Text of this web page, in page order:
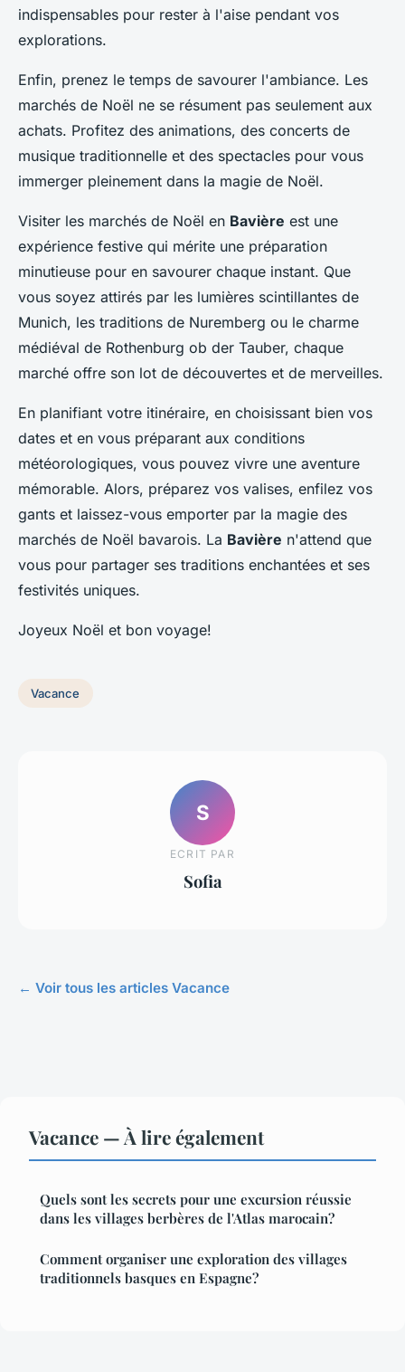
indispensables pour rester à l'aise pendant vos
explorations.
Enfin, prenez le temps de savourer l'ambiance. Les
marchés de Noël ne se résument pas seulement aux
achats. Profitez des animations, des concerts de
musique traditionnelle et des spectacles pour vous
immerger pleinement dans la magie de Noël.
Visiter les marchés de Noël en Bavière est une
expérience festive qui mérite une préparation
minutieuse pour en savourer chaque instant. Que
vous soyez attirés par les lumières scintillantes de
Munich, les traditions de Nuremberg ou le charme
médiéval de Rothenburg ob der Tauber, chaque
marché offre son lot de découvertes et de merveilles.
En planifiant votre itinéraire, en choisissant bien vos
dates et en vous préparant aux conditions
météorologiques, vous pouvez vivre une aventure
mémorable. Alors, préparez vos valises, enfilez vos
gants et laissez-vous emporter par la magie des
marchés de Noël bavarois. La Bavière n'attend que
vous pour partager ses traditions enchantées et ses
festivités uniques.
Joyeux Noël et bon voyage!
Vacance
S
ECRIT PAR
Sofia
← Voir tous les articles Vacance
Vacance — À lire également
Quels sont les secrets pour une excursion réussie
dans les villages berbères de l'Atlas marocain?
Comment organiser une exploration des villages
traditionnels basques en Espagne?